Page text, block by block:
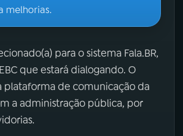
melhorias.
para o sistema Fala.BR,
que estará dialogando. O
plataforma de comunicação da
a administração pública, por